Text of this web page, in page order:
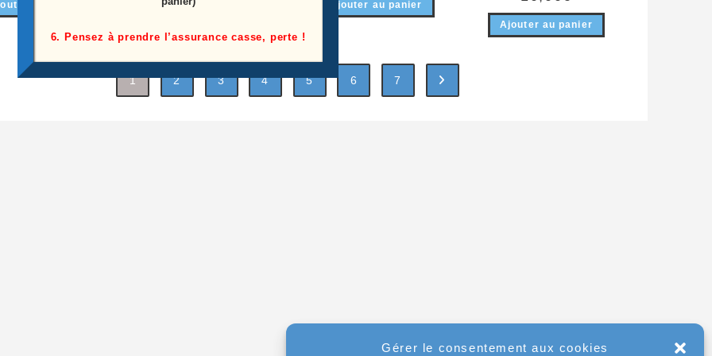
Gérer le consentement aux cookies
au panier Lire la suite Ajouter au panier
Ajouter au panier
1 2 3 4 5 6 7
6. Pensez à prendre l’assurance casse, perte !